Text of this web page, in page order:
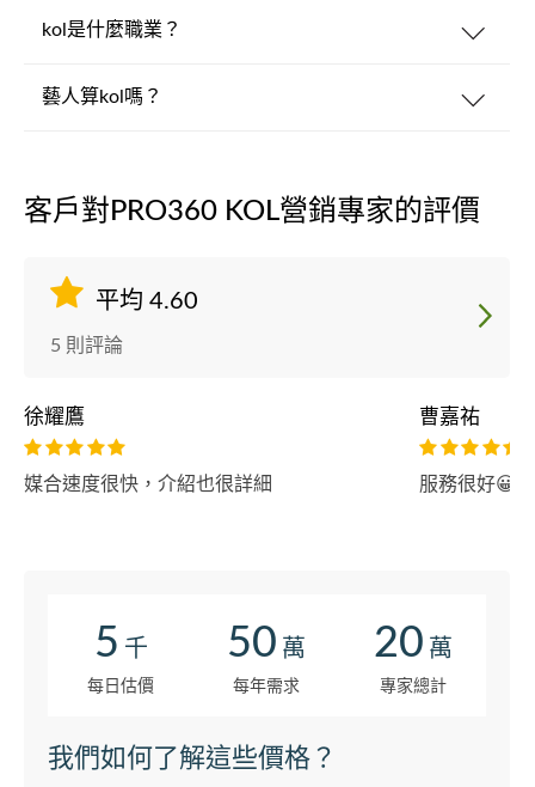
kol是什麼職業？
藝人算kol嗎？
客戶對PRO360 KOL營銷專家的評價
平均 4.60
5 則評論
徐耀鷹
媒合速度很快，介紹也很詳細
曹嘉祐
服務很好😀
5 千
每日估價
50 萬
每年需求
20 萬
專家總計
我們如何了解這些價格？